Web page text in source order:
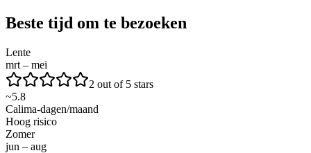
Beste tijd om te bezoeken
Lente
mrt – mei
2 out of 5 stars
~5.8
Calima-dagen/maand
Hoog risico
Zomer
jun – aug